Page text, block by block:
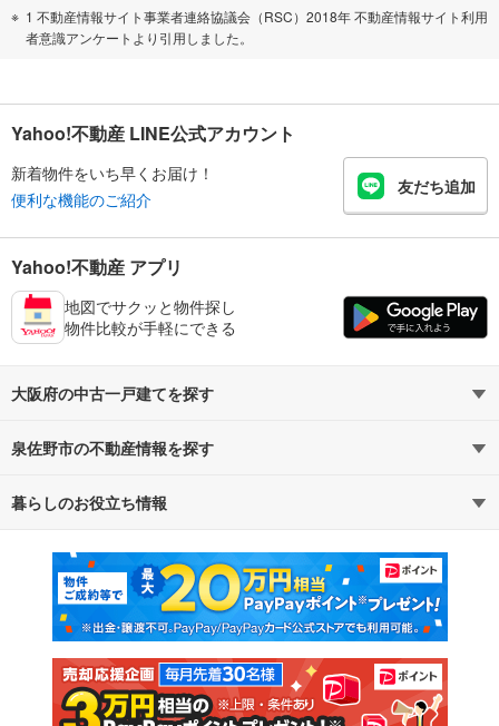
1 不動産情報サイト事業者連絡協議会（RSC）2018年 不動産情報サイト利用
者意識アンケートより引用しました。
Yahoo!不動産 LINE公式アカウント
新着物件をいち早くお届け！
便利な機能のご紹介
友だち追加
Yahoo!不動産 アプリ
地図でサクッと物件探し
物件比較が手軽にできる
大阪府の中古一戸建てを探す
路線・駅から探す
通勤・通学時間から探す
泉佐野市の不動産情報を探す
不動産・住宅
新築マンション 中古マンション
新築一戸建て 中古一戸建て
注文住宅 土地
暮らしのお役立ち情報
マンションカタログ 教えて！住まいの先生